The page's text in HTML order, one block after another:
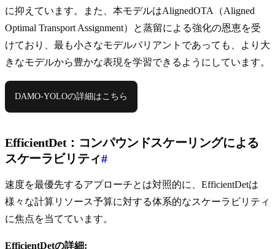
に抑えています。また、本モデルはAlignedOTA（Aligned
Optimal Transport Assignment）と蒸留による強化の恩恵を受
けており、最も小さなモデルバリアントであっても、より大
きなモデルから豊かな表現を学習できるようにしています。
DAMO-YOLOの詳細はこちら
EfficientDet：コンパウンドスケーリングによる
スケーラビリティ#
速度を最優先するアプローチとは対照的に、EfficientDetは
様々な計算リソース予算に対する体系的なスケーラビリティ
に焦点を当てています。
EfficientDetの詳細: